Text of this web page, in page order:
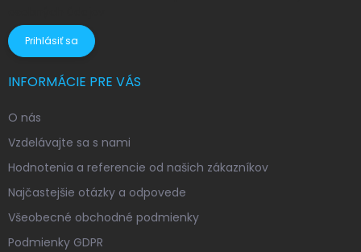
Prihlásiť sa
INFORMÁCIE PRE VÁS
O nás
Vzdelávajte sa s nami
Hodnotenia a referencie od našich zákazníkov
Najčastejšie otázky a odpovede
Všeobecné obchodné podmienky
Podmienky GDPR